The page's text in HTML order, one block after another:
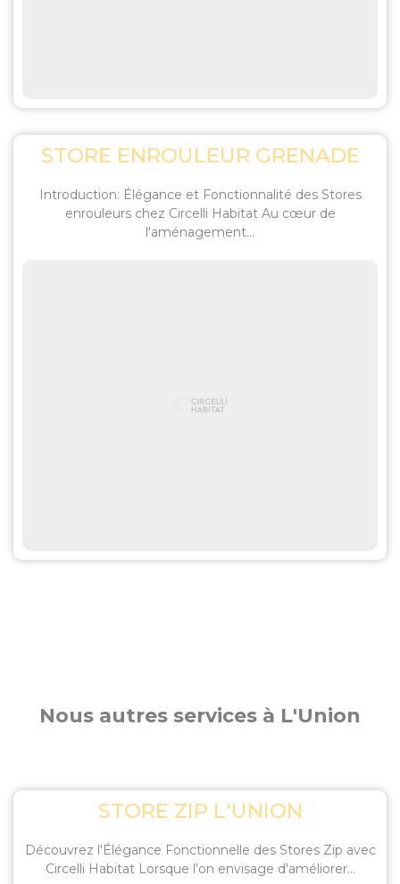
STORE ENROULEUR GRENADE
Introduction: Élégance et Fonctionnalité des Stores
enrouleurs chez Circelli Habitat Au cœur de
l'aménagement...
Nous autres services à L'Union
STORE ZIP L'UNION
Découvrez l'Élégance Fonctionnelle des Stores Zip avec
Circelli Habitat Lorsque l'on envisage d'améliorer...